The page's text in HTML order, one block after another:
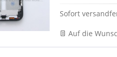
Sofort
Auf die